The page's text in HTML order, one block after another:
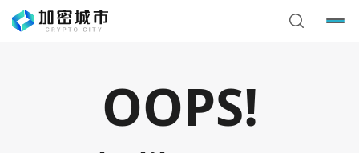
OOPS!